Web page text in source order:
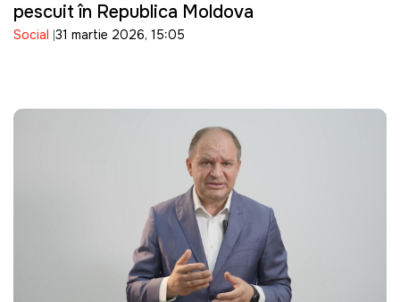
pescuit în Republica Moldova
Social 31 martie 2026, 15:05